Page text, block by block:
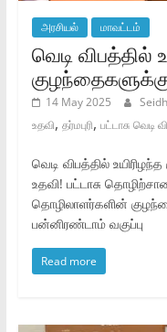
அரசியல் மாவட்டம்
வெடி விபத்தில்
14 May 2025
உதவி, தர்மபுரி, பட்டாசு வெடி
வெடி விபத்தில்
உதவி! பட்டாசு
தொழிலாளர்களின்
பன்னிரண்டாம் வகுப்பு
Read more